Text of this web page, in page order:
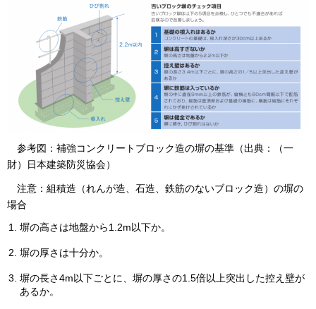
参考図 ：補強コンクリートブロック造の塀の基準（出典：（一
財）日本建築防災協会）
注意： 組積造（れんが造、石造、鉄筋のないブロック造）の塀の
場合
塀の高さは地盤から1.2m以下か。
塀の厚さは十分か。
塀の長さ4m以下ごとに、塀の厚さの1.5倍以上突出した控え壁が
あるか。